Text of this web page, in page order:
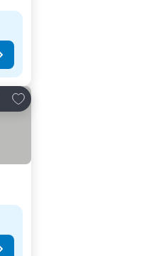
Adăugaţi la favorite